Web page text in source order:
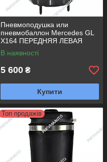
Пневмоподушка или
пневмобаллон Mercedes GL
X164 ПЕРЕДНЯЯ ЛЕВАЯ
В наявності
5 600 ₴
Купити
Топ продажів